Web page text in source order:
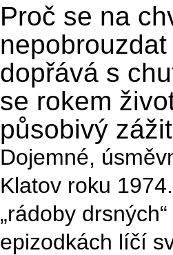
Proč se na
dopřává s
se rokem
působivý
Dojemné,
Klatov roku
„rádoby
epizodkách líčí